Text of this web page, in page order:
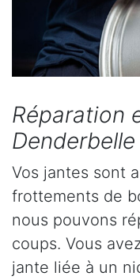
Réparation
Denderbelle
Vos jantes sont
frottements de
nous pouvons
coups. Vous
jante liée à un